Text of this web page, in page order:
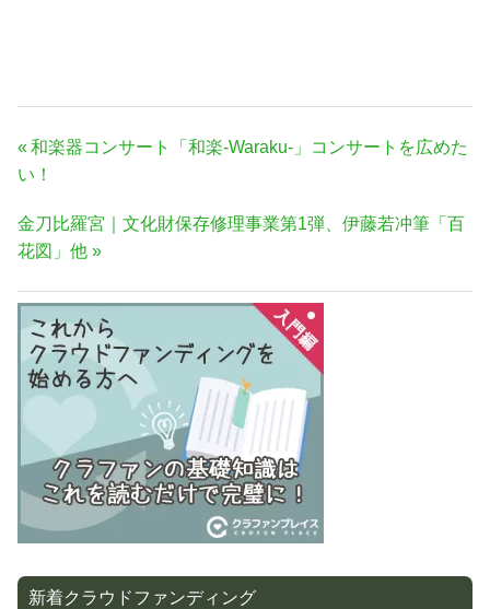
投
稿
ビ
ゲ
ー
シ
ョ
ン
前
の
事:
和楽器コンサート「和楽-Waraku-」コンサートを広めた
い！
次
の
事:
金刀比羅宮｜文化財保存修理事業第1弾、伊藤若冲筆「百
花図」他
新着クラウドファンディング